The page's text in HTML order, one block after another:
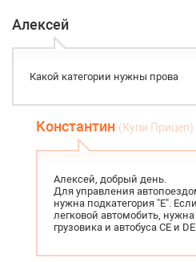
Алексей
Какой категории нужны прова
Константин (Купи Прицеп)
Алексей, добрый день.
Для управления
нужна подкатегория "Е".
легковой автомобить,
грузовика и автобуса СЕ и